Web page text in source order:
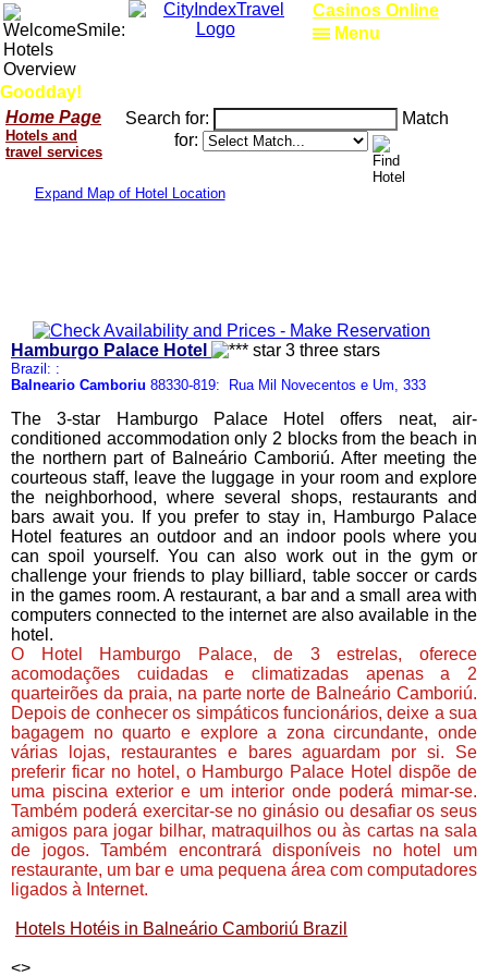
Goodday!
Casinos Online
Home Page
Hotels and
travel services
Search for:
Match
for:
Expand Map of Hotel Location
Hamburgo Palace Hotel
Brazil: :
Balneario Camboriu 88330-819: Rua Mil Novecentos e Um, 333
The 3-star Hamburgo Palace Hotel offers neat, air-
conditioned accommodation only 2 blocks from the beach in
the northern part of Balneário Camboriú. After meeting the
courteous staff, leave the luggage in your room and explore
the neighborhood, where several shops, restaurants and
bars await you. If you prefer to stay in, Hamburgo Palace
Hotel features an outdoor and an indoor pools where you
can spoil yourself. You can also work out in the gym or
challenge your friends to play billiard, table soccer or cards
in the games room. A restaurant, a bar and a small area with
computers connected to the internet are also available in the
hotel.
O Hotel Hamburgo Palace, de 3 estrelas, oferece
acomodações cuidadas e climatizadas apenas a 2
quarteirões da praia, na parte norte de Balneário Camboriú.
Depois de conhecer os simpáticos funcionários, deixe a sua
bagagem no quarto e explore a zona circundante, onde
várias lojas, restaurantes e bares aguardam por si. Se
preferir ficar no hotel, o Hamburgo Palace Hotel dispõe de
uma piscina exterior e um interior onde poderá mimar-se.
Também poderá exercitar-se no ginásio ou desafiar os seus
amigos para jogar bilhar, matraquilhos ou às cartas na sala
de jogos. Também encontrará disponíveis no hotel um
restaurante, um bar e uma pequena área com computadores
ligados à Internet.
Hotels Hotéis in Balneário Camboriú Brazil
<>
Menu